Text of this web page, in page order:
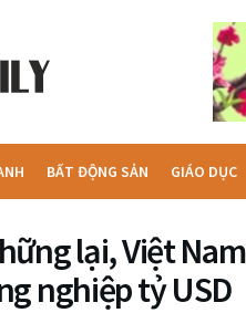
BẤT ĐỘNG SẢN GIÁO DỤC
lại, Việt
nghiệp tỷ USD